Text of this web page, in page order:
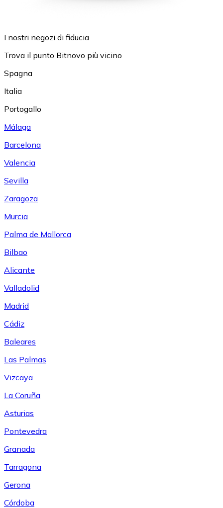
I nostri negozi di fiducia
Trova il punto Bitnovo più vicino
Spagna
Italia
Portogallo
Málaga
Barcelona
Valencia
Sevilla
Zaragoza
Murcia
Palma de Mallorca
Bilbao
Alicante
Valladolid
Madrid
Cádiz
Baleares
Las Palmas
Vizcaya
La Coruña
Asturias
Pontevedra
Granada
Tarragona
Gerona
Córdoba